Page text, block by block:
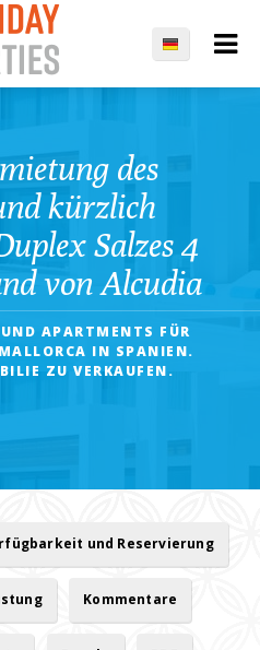
des
kürzlich
Salzes 4
von Alcudia
APARTMENTS FÜR
IN SPANIEN.
ZU VERKAUFEN.
und Reservierung
Kommentare